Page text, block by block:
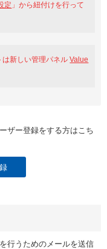
定 」から紐付けを行って
は新しい管理パネルValue
ザー登録をする方はこち
行うためのメールを送信